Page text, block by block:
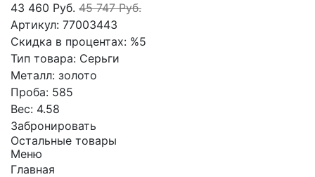
43 460 Руб. 45 747 Руб.
Артикул: 77003443
Скидка в процентах: %5
Тип товара: Сеpьги
Металл: золото
Проба: 585
Вес: 4.58
Забронировать
Остальные товары
Меню
Главная